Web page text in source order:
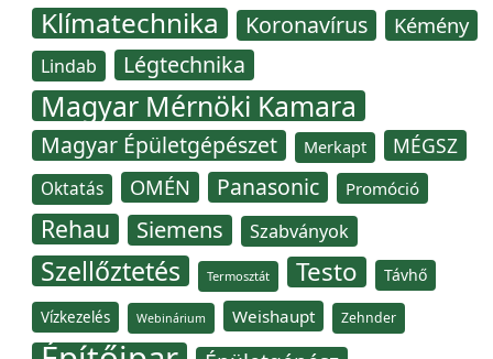
Klímatechnika Koronavírus Kémény
Lindab Légtechnika
Magyar Mérnöki Kamara
Magyar Épületgépészet Merkapt MÉGSZ
Oktatás OMÉN Panasonic Promóció
Rehau Siemens Szabványok
Szellőztetés Termosztát Testo Távhő
Vízkezelés Webinárium Weishaupt Zehnder